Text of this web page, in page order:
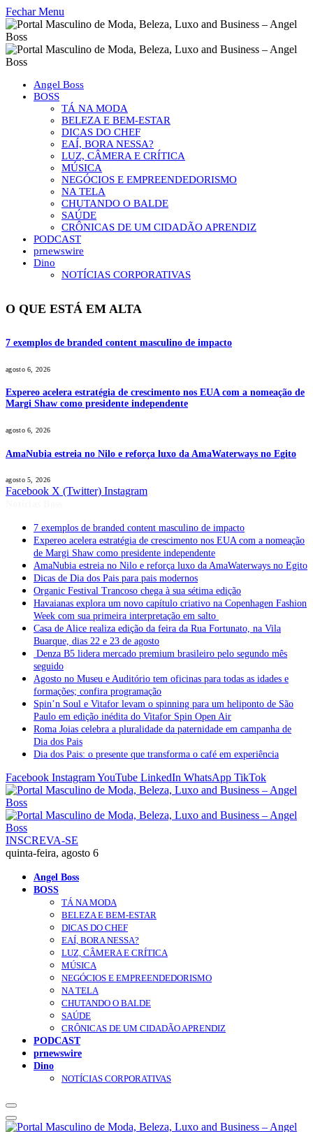
Fechar Menu
Angel Boss
BOSS
TÁ NA MODA
BELEZA E BEM-ESTAR
DICAS DO CHEF
EAÍ, BORA NESSA?
LUZ, CÂMERA E CRÍTICA
MÚSICA
NEGÓCIOS E EMPREENDEDORISMO
NA TELA
CHUTANDO O BALDE
SAÚDE
CRÔNICAS DE UM CIDADÃO APRENDIZ
PODCAST
prnewswire
Dino
NOTÍCIAS CORPORATIVAS
O QUE ESTÁ EM ALTA
7 exemplos de branded content masculino de impacto
agosto 6, 2026
Expereo acelera estratégia de crescimento nos EUA com a nomeação de
Margi Shaw como presidente independente
agosto 6, 2026
AmaNubia estreia no Nilo e reforça luxo da AmaWaterways no Egito
agosto 5, 2026
Facebook X (Twitter) Instagram
7 exemplos de branded content masculino de impacto
Expereo acelera estratégia de crescimento nos EUA com a nomeação
de Margi Shaw como presidente independente
AmaNubia estreia no Nilo e reforça luxo da AmaWaterways no Egito
Dicas de Dia dos Pais para pais modernos
Organic Festival Trancoso chega à sua sétima edição
Havaianas explora um novo capítulo criativo na Copenhagen Fashion
Week com sua primeira interpretação em salto
Casa de Alice realiza edição da feira da Rua Fortunato, na Vila
Buarque, dias 22 e 23 de agosto
Denza B5 lidera mercado premium brasileiro pelo segundo mês
seguido
Agosto no Museu e Auditório tem oficinas para todas as idades e
formações; confira programação
Spin’n Soul e Vitafor levam o spinning para um heliponto de São
Paulo em edição inédita do Vitafor Spin Open Air
Roma Joias celebra a pluralidade da paternidade em campanha de
Dia dos Pais
Dia dos Pais: o presente que transforma o café em experiência
Facebook InstagramYouTube LinkedIn WhatsApp TikTok
INSCREVA-SE
quinta-feira, agosto 6
Angel Boss
BOSS
TÁ NA MODA
BELEZA E BEM-ESTAR
DICAS DO CHEF
EAÍ, BORA NESSA?
LUZ, CÂMERA E CRÍTICA
MÚSICA
NEGÓCIOS E EMPREENDEDORISMO
NA TELA
CHUTANDO O BALDE
SAÚDE
CRÔNICAS DE UM CIDADÃO APRENDIZ
PODCAST
prnewswire
Dino
NOTÍCIAS CORPORATIVAS